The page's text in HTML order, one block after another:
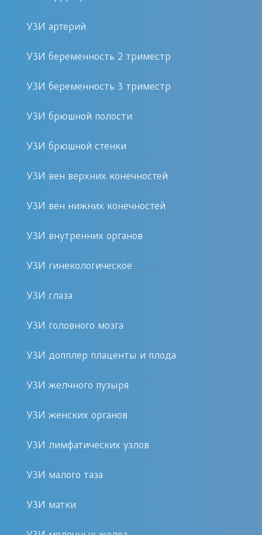
лонного сочленения
следующих симптомах и состояниях:
Боли в области таза
вывихи
Диагностика воспалительных
Подозрения на артрит или
Контроль после хирургического
вмешательства
Как проходит процедура
УЗИ лонного сочленения проводится в
не более 20 минут. Во время
процедуры пациент ложится на
гель для улучшения контакта с кожей.
специалист проводит исследование,
анализируя полученные изображения
безболезненна и не вызывает
УЗИ артерий
УЗИ беременность 2 триместр
УЗИ беременность 3 триместр
УЗИ брюшной полости
УЗИ брюшной стенки
УЗИ вен верхних конечностей
УЗИ вен нижних конечностей
УЗИ внутренних органов
УЗИ гинекологическое
УЗИ глаза
УЗИ головного мозга
УЗИ допплер плаценты и плода
УЗИ желчного пузыря
УЗИ женских органов
УЗИ лимфатических узлов
УЗИ малого таза
УЗИ матки